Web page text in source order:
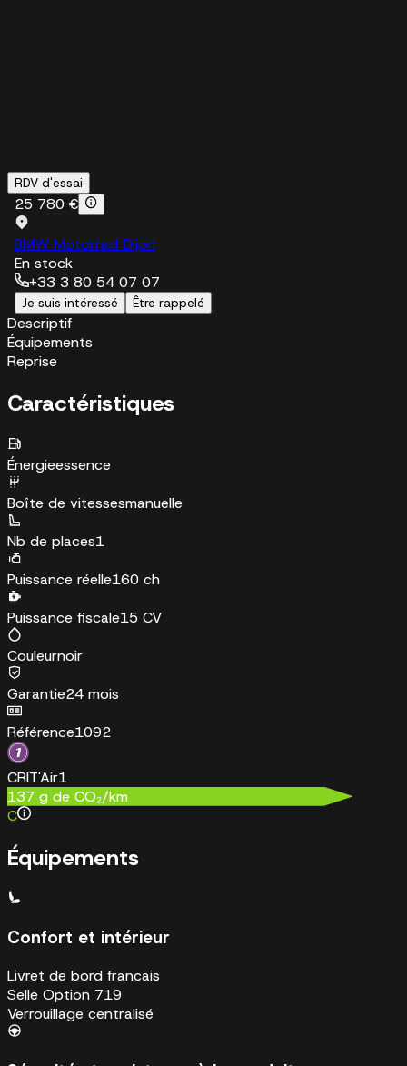
RDV d'essai
25 780 €
BMW Motorrad Dijon
En stock
+33 3 80 54 07 07
Je suis intéressé Être rappelé
Descriptif
Équipements
Reprise
Caractéristiques
Énergieessence
Boîte de vitessesmanuelle
Nb de places1
Puissance réelle160 ch
Puissance fiscale15 CV
Couleurnoir
Garantie24 mois
Référence1092
CRIT'Air1
137 g de CO₂/km
C
Équipements
Confort et intérieur
Livret de bord francais
Selle Option 719
Verrouillage centralisé